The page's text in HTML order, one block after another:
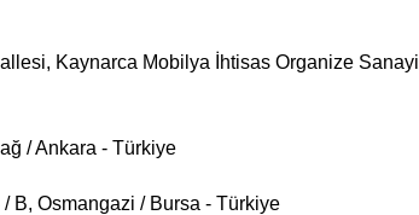
Kaynarca Mobilya İhtisas Organize Sanayi
/ Ankara - Türkiye
B, Osmangazi / Bursa - Türkiye